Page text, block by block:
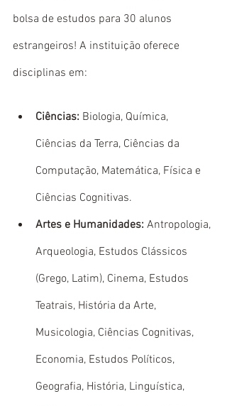
bolsa de estudos para 30 alunos
estrangeiros! A instituição oferece
disciplinas em:
Ciências: Biologia, Química,
Ciências da Terra, Ciências da
Computação, Matemática, Física e
Ciências Cognitivas.
Artes e Humanidades: Antropologia,
Arqueologia, Estudos Clássicos
(Grego, Latim), Cinema, Estudos
Teatrais, História da Arte,
Musicologia, Ciências Cognitivas,
Economia, Estudos Políticos,
Geografia, História, Linguística,